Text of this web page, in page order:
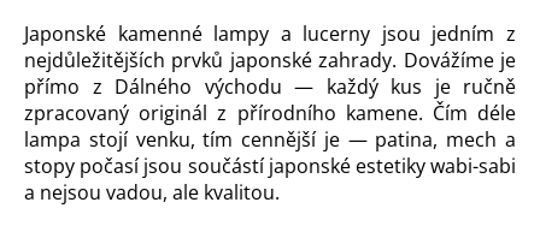
Japonské kamenné lampy a lucerny jsou jedním z
nejdůležitějších prvků japonské zahrady. Dovážíme je
přímo z Dálného východu — každý kus je ručně
zpracovaný originál z přírodního kamene. Čím déle
lampa stojí venku, tím cennější je — patina, mech a
stopy počasí jsou součástí japonské estetiky wabi-sabi
a nejsou vadou, ale kvalitou.